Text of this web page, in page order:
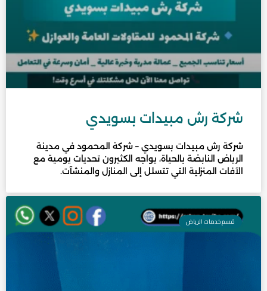
شركة رش مبيدات بسويدي
شركة رش مبيدات بسويدي – شركة المحمود في مدينة
الرياض النابضة بالحياة، يواجه الكثيرون تحديات يومية مع
الآفات المنزلية التي تتسلل إلى المنازل والمنشآت.
قسم خدمات الرياض